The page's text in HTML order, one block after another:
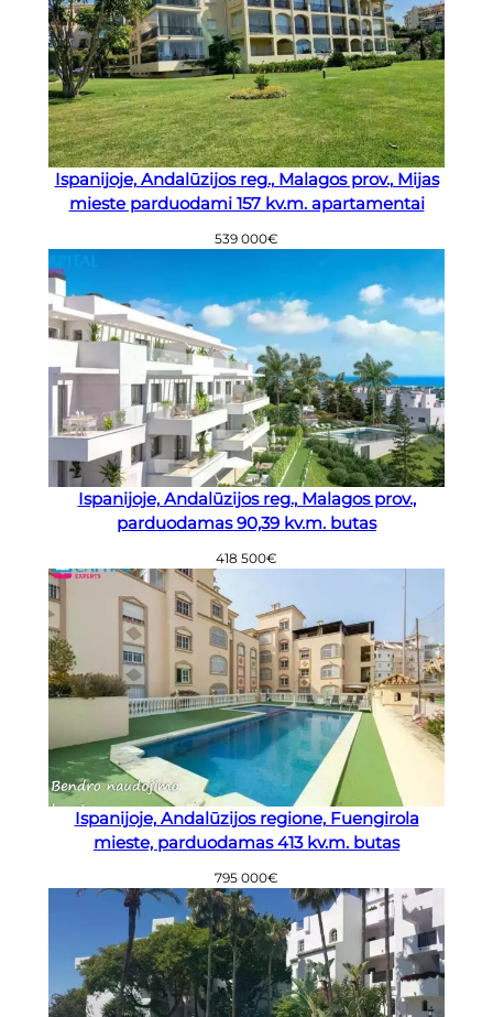
Ispanijoje, Andalūzijos reg., Malagos prov., Mijas
mieste parduodami 157 kv.m. apartamentai
539 000€
Ispanijoje, Andalūzijos reg., Malagos prov.,
parduodamas 90,39 kv.m. butas
418 500€
Ispanijoje, Andalūzijos regione, Fuengirola
mieste, parduodamas 413 kv.m. butas
795 000€